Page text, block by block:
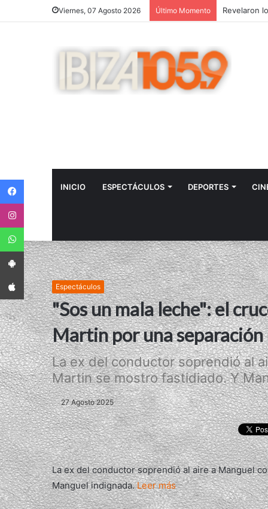
Viernes, 07 Agosto 2026 Último Momento
INICIO ESPECTÁCULOS DEPORTES
Espectáculos
"Sos un mala leche": el
Martin por una
La ex del conductor soprendió al
Martin se mostro fastidiado. Y
27 Agosto 2025
La ex del conductor soprendió al aire a Manguel
Manguel indignada.Leer más
App Android
App iPhone